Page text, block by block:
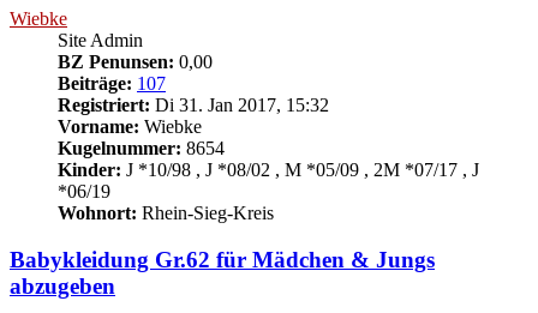
Wiebke
Site Admin
BZ Penunsen: 0,00
Beiträge: 107
Registriert: Di 31. Jan 2017, 15:32
Vorname: Wiebke
Kugelnummer: 8654
Kinder: J *10/98 , J *08/02 , M *05/09 , 2M *07/17 , J
*06/19
Wohnort: Rhein-Sieg-Kreis
Babykleidung Gr.62 für Mädchen & Jungs
abzugeben